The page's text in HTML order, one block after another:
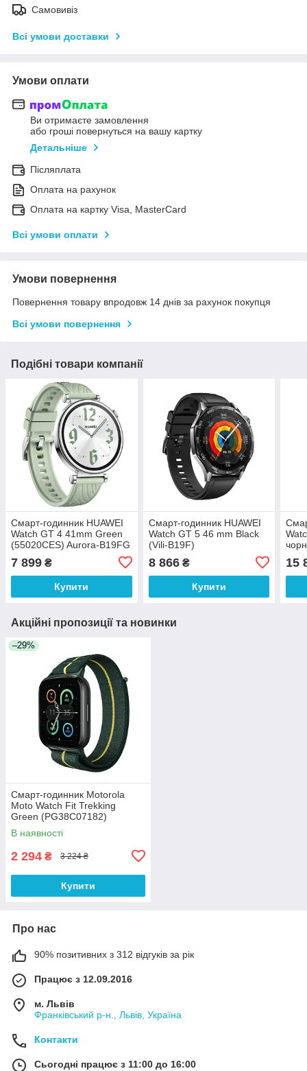
Самовивіз
Всі умови доставки
Умови оплати
Ви отримаєте замовлення
або гроші повернуться на вашу картку
Детальніше
Післяплата
Оплата на рахунок
Оплата на картку Visa, MasterCard
Всі умови оплати
Умови повернення
Повернення товару впродовж 14 днів за рахунок покупця
Всі умови повернення
Подібні товари компанії
Смарт-годинник HUAWEI
Watch GT 4 41mm Green
(55020CES) Aurora-B19FG
7 899 ₴
Купити
Смарт-годинник HUAWEI
Watch GT 5 46 mm Black
(Vili-B19F)
8 866₴
Купити
15
Акційні пропозиції та новинки
–29%
Смарт-годинник Motorola
Moto Watch Fit Trekking
Green (PG38C07182)
В наявності
2 294 ₴ 3 224 ₴
Купити
Про нас
90% позитивних з 312 відгуків за рік
Працює з 12.09.2016
м. Львів
Франківський р-н., Львів, Україна
Контакти
Сьогодні працює з 11:00 до 16:00